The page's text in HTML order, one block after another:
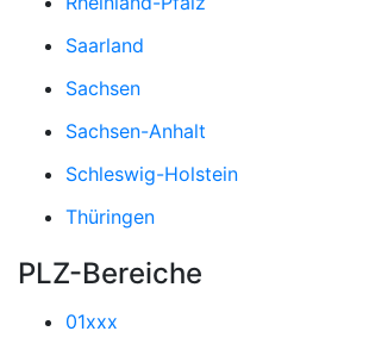
Saarland
Sachsen
Sachsen-Anhalt
Schleswig-Holstein
Thüringen
PLZ-Bereiche
01xxx